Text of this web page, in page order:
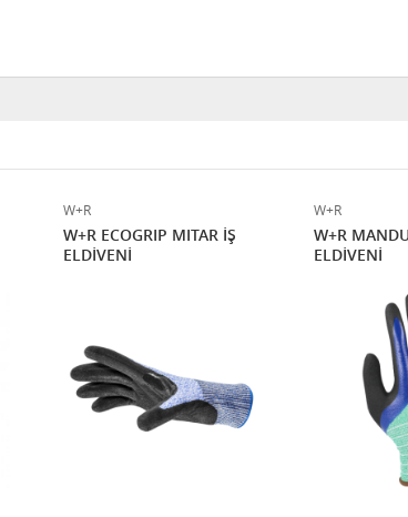
W+R
W+R ECOGRIP MITAR İŞ
ELDİVENİ
W+R
W+R
ELDİVENİ